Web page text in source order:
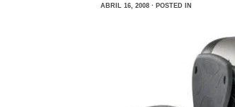
ABRIL 16, 2008 · POSTED IN